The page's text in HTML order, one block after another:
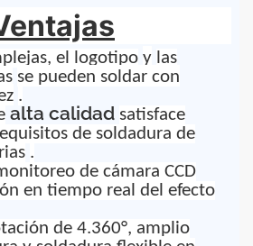
el logotipo y las
se pueden soldar con
.
alta calidad satisface
de soldadura de
.
de cámara CCD
en tiempo real del efecto
de 4.360°, amplio